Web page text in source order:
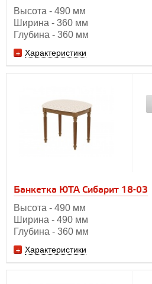
Высота - 490 мм
Ширина - 360 мм
Глубина - 360 мм
Характеристики
Банкетка ЮТА Сибарит 18-03
Высота - 490 мм
Ширина - 490 мм
Глубина - 360 мм
Характеристики